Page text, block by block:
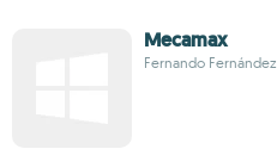
Mecamax
Fernando Fernández